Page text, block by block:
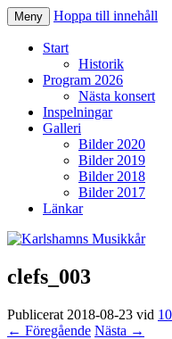
Karlshamns
Meny Hoppa till innehåll
Start
Historik
Program 2026
Nästa konsert
Inspelningar
Galleri
Bilder 2020
Bilder 2019
Bilder 2018
Bilder 2017
Länkar
clefs_003
Publicerat 2018-08-23 vid
← Föregående Nästa →